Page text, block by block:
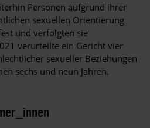
Personen aufgrund ihrer
sexuellen Orientierung
und verfolgten sie
verurteilte ein Gericht vier
sexueller Beziehungen
sechs und neun Jahren.